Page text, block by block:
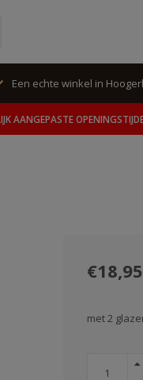
Een echte winkel in
€18,95
met 2